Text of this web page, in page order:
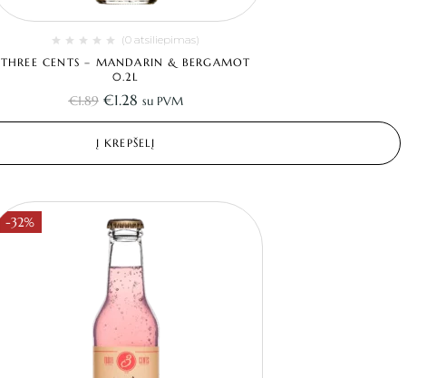
(0 atsiliepimas)
THREE CENTS – MANDARIN & BERGAMOT
0.2L
€1.89 €1.28 su PVM
Į KREPŠELĮ
-32%